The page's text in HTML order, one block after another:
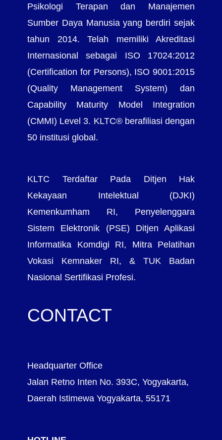
Psikologi Terapan dan Manajemen
Sumber Daya Manusia yang berdiri sejak
tahun 2014. Telah memiliki Akreditasi
Internasional sebagai ISO 17024:2012
(Certification for Persons), ISO 9001:2015
(Quality Management System) dan
Capability Maturity Model Integration
(CMMI) Level 3. KLTC® berafiliasi dengan
50 institusi global.
KLTC Terdaftar Pada Ditjen Hak
Kekayaan Intelektual (DJKI)
Kemenkumham RI, Penyelenggara
Sistem Elektronik (PSE) Ditjen Aplikasi
Informatika Komdigi RI, Mitra Pelatihan
Vokasi Kemnaker RI, & TUK Badan
Nasional Sertifikasi Profesi.
CONTACT
Headquarter Office
Jalan Retno Inten No. 393C, Yogyakarta,
Daerah Istimewa Yogyakarta, 55171